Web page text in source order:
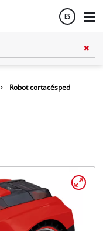
ES
Robot cortacésped